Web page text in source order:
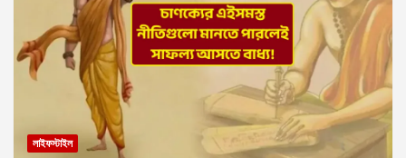
লাইফস্টাইল